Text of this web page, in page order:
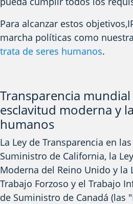
Para alcanzar estos objetivos,
marcha políticas como nuestra
trata de seres humanos.
Transparencia
esclavitud moderna y
humanos
La Ley de Transparencia en
Suministro de California, la
Moderna del Reino Unido y la
Trabajo Forzoso y el Trabajo
de Suministro de Canadá (las